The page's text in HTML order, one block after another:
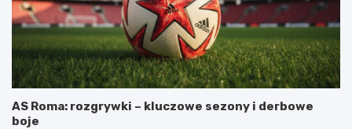
AS Roma: rozgrywki – kluczowe sezony i derbowe
boje